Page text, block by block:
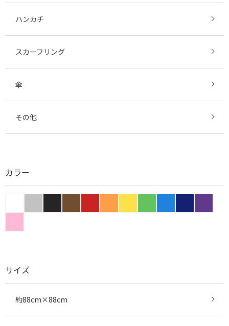
ハンカチ
スカーフリング
傘
その他
カラー
サイズ
約88cm×88cm